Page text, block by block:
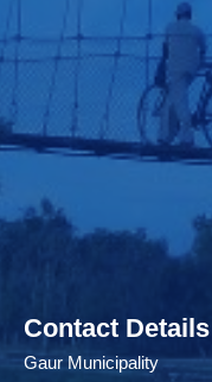
Contact Details
Gaur Municipality